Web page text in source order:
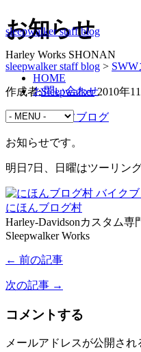
sleepwalker staff blog
Harley Works SHONAN
HOME
お問い合わせ
お知らせ
sleepwalker staff blog >
作成者:Sleepwalker 2010年
SWWスタッフブログ
お知らせです。
明日7日、日曜はツーリン
にほんブログ村
Harley-Davidsonカスタム専
Sleepwalker Works
← 前の記事
次の記事 →
コメントする
メールアドレスが公開され